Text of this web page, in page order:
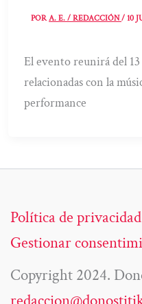
PORA. E. / REDACCIÓN/10
El evento reunirá del
relacionadas con la
performance
Política de privacidad
Gestionar
Copyright 2024.